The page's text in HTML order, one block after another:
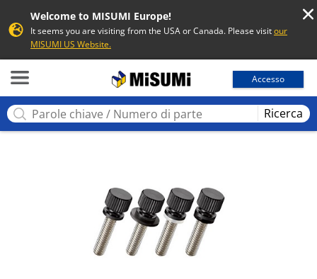
Welcome to MISUMI Europe!
It seems you are visiting from the USA or Canada. Please visitour
MISUMI US Website.
Accesso
Ricerca